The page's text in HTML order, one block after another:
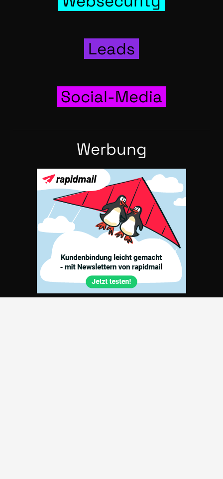
Leads
Social-Media
Wer­bung